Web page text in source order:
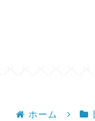
ホーム